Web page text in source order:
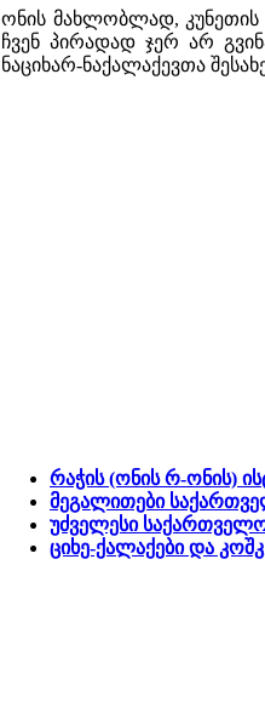
ონის მახლობლად, კუნეთის
ჩვენ პირადად ჯერ არ
ნაციხარ-ნაქალაქევთა
რაჭის (ონის რ-ონის)
მეგალითები
უძველესი
ციხე-ქალაქები და